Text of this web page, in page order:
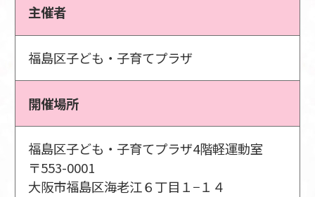
主催者
福島区子ども・子育てプラザ
開催場所
福島区子ども・子育てプラザ4階軽運動室
〒553-0001
大阪市福島区海老江６丁目１−１４